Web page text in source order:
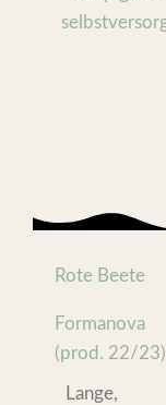
Rote Beete
Formanova
(prod. 22/23)
Lange,